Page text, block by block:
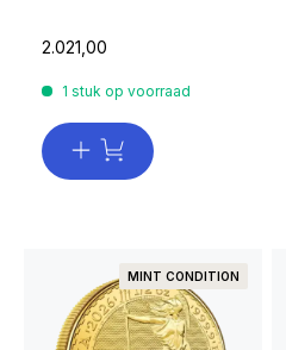
2.021,00
1 stuk op voorraad
MINT CONDITION